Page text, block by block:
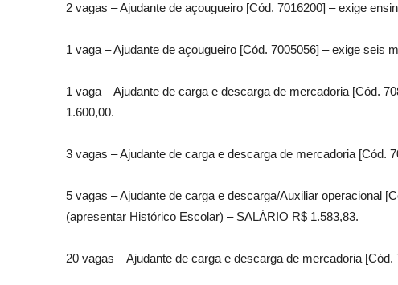
2 vagas – Ajudante de açougueiro [Cód. 7016200] – exige
1 vaga – Ajudante de açougueiro [Cód. 7005056] – exige seis
1 vaga – Ajudante de carga e descarga de mercadoria [Cód.
1.600,00.
3 vagas – Ajudante de carga e descarga de mercadoria [Cód.
5 vagas – Ajudante de carga e descarga/Auxiliar operacional
(apresentar Histórico Escolar) – SALÁRIO R$ 1.583,83.
20 vagas – Ajudante de carga e descarga de mercadoria